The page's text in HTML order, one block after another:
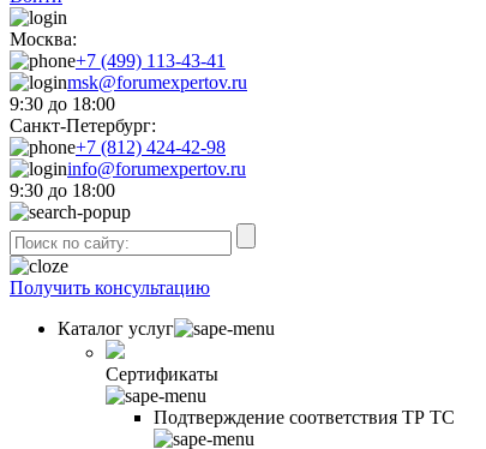
Москва:
+7 (499) 113-43-41
msk@forumexpertov.ru
9:30 до 18:00
Санкт-Петербург:
+7 (812) 424-42-98
info@forumexpertov.ru
9:30 до 18:00
Получить консультацию
Каталог услуг
Сертификаты
Подтверждение соответствия ТР ТС